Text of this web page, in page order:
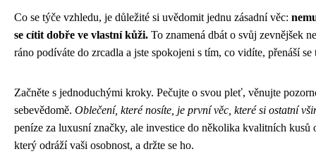
Co se týče vzhledu, je důležité si uvědomit jednu zásadní věc:
se cítit dobře ve vlastní kůži. To znamená dbát o svůj zevnějšek
ráno podíváte do zrcadla a jste spokojeni s tím, co vidíte, přenáší
Začněte s jednoduchými kroky. Pečujte o svou pleť, věnujte
sebevědomě. Oblečení, které nosíte, je první věc, které si ostatní
peníze za luxusní značky, ale investice do několika kvalitních
který odráží vaši osobnost, a držte se ho.